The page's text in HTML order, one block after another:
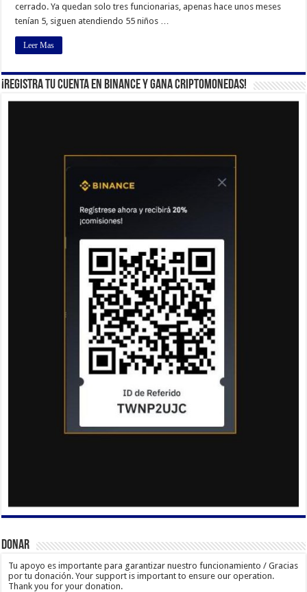
cerrado. Ya quedan solo tres funcionarias, apenas hace unos meses
tenían 5, siguen atendiendo 55 niños …
Leer Mas
¡Registra tu cuenta en Binance y gana criptomonedas!
Donar
Tu apoyo es importante para garantizar nuestro funcionamiento / Gracias
por tu donación. Your support is important to ensure our operation.
Thank you for your donation.